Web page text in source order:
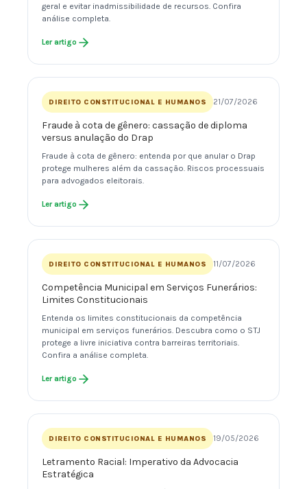
geral e evitar inadmissibilidade de recursos. Confira
análise completa.
Ler artigo
DIREITO CONSTITUCIONAL E HUMANOS 21/07/2026
Fraude à cota de gênero: cassação de diploma
versus anulação do Drap
Fraude à cota de gênero: entenda por que anular o Drap
protege mulheres além da cassação. Riscos processuais
para advogados eleitorais.
Ler artigo
DIREITO CONSTITUCIONAL E HUMANOS 11/07/2026
Competência Municipal em Serviços Funerários:
Limites Constitucionais
Entenda os limites constitucionais da competência
municipal em serviços funerários. Descubra como o STJ
protege a livre iniciativa contra barreiras territoriais.
Confira a análise completa.
Ler artigo
DIREITO CONSTITUCIONAL E HUMANOS 19/05/2026
Letramento Racial: Imperativo da Advocacia
Estratégica